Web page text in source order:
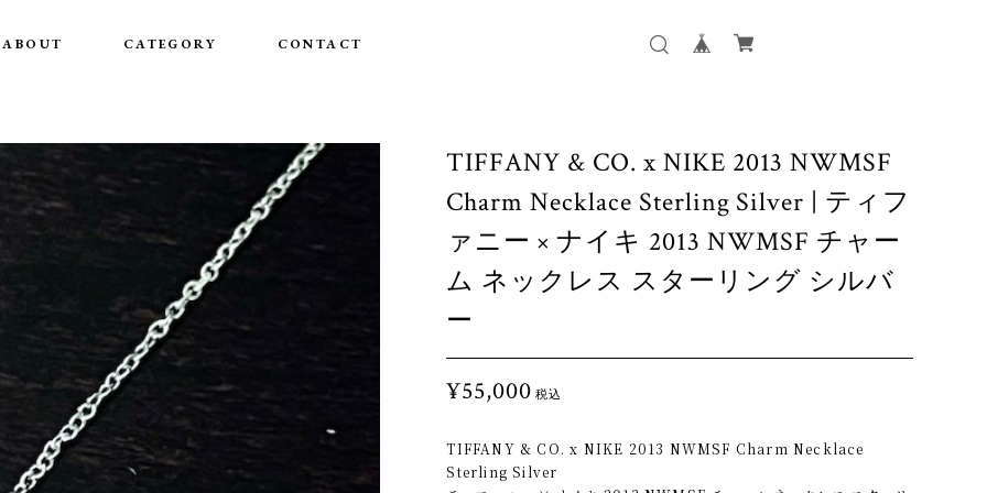
ABOUT CATEGORY CONTACT
TIFFANY & CO. x NIKE 2013 NWMSF
Charm Necklace Sterling Silver | ティフ
ァニー × ナイキ 2013 NWMSF チャー
ム ネックレス スターリング シルバ
ー
¥55,000 税込
TIFFANY & CO. x NIKE 2013 NWMSF Charm Necklace
Sterling Silver